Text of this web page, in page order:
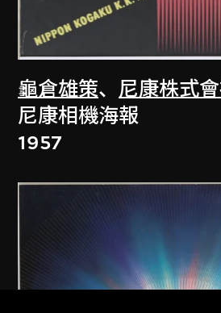
龜倉雄策、 尼康株式
尼康相機海報
1957